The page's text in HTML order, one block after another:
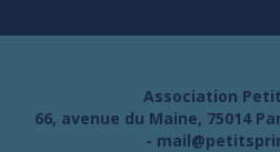
Association
66, avenue du Maine, 75014
-